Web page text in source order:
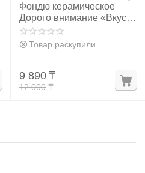
Фондю керамическое
Дорого внимание «Вкус
счастья», 2 шпажки
Товар раскупили...
12 000 ₸
9 890 ₸